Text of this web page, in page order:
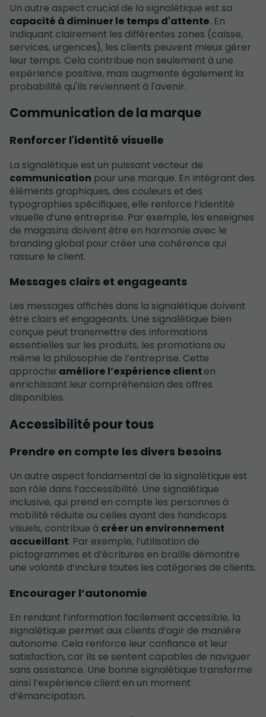
Un autre aspect crucial de la signalétique est sa
capacité à diminuer le temps d'attente. En
indiquant clairement les différentes zones (caisse,
services, urgences), les clients peuvent mieux gérer
leur temps. Cela contribue non seulement à une
expérience positive, mais augmente également la
probabilité qu'ils reviennent à l'avenir.
Communication de la marque
Renforcer l'identité visuelle
La signalétique est un puissant vecteur de
communication pour une marque. En intégrant des
éléments graphiques, des couleurs et des
typographies spécifiques, elle renforce l’identité
visuelle d’une entreprise. Par exemple, les enseignes
de magasins doivent être en harmonie avec le
branding global pour créer une cohérence qui
rassure le client.
Messages clairs et engageants
Les messages affichés dans la signalétique doivent
être clairs et engageants. Une signalétique bien
conçue peut transmettre des informations
essentielles sur les produits, les promotions ou
même la philosophie de l’entreprise. Cette
approche améliore l’expérience clienten
enrichissant leur compréhension des offres
disponibles.
Accessibilité pour tous
Prendre en compte les divers besoins
Un autre aspect fondamental de la signalétique est
son rôle dans l’accessibilité. Une signalétique
inclusive, qui prend en compte les personnes à
mobilité réduite ou celles ayant des handicaps
visuels, contribue à créer un environnement
accueillant. Par exemple, l’utilisation de
pictogrammes et d’écritures en braille démontre
une volonté d’inclure toutes les catégories de clients.
Encourager l’autonomie
En rendant l’information facilement accessible, la
signalétique permet aux clients d’agir de manière
autonome. Cela renforce leur confiance et leur
satisfaction, car ils se sentent capables de naviguer
sans assistance. Une bonne signalétique transforme
ainsi l’expérience client en un moment
d’émancipation.